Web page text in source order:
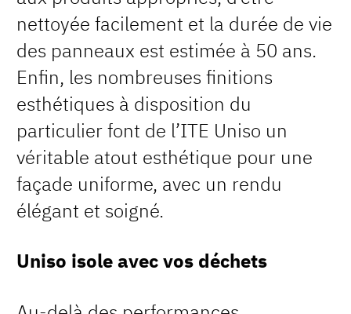
nettoyée facilement et la durée de vie
des panneaux est estimée à 50 ans.
Enfin, les nombreuses finitions
esthétiques à disposition du
particulier font de l’ITE Uniso un
véritable atout esthétique pour une
façade uniforme, avec un rendu
élégant et soigné.
Uniso isole avec vos déchets